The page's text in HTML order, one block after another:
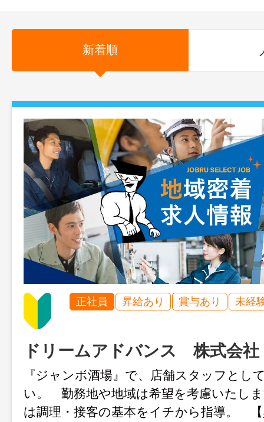
新着順
正社員 昇給あり 賞与あり 未経
ドリームアドバンス 株式会社
『ジャンボ酒場』で、店舗スタッフとし
い。 勤務地や地域は希望を考慮いたし
は調理・接客の基本をイチから指導。